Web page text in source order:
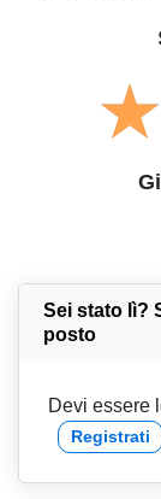
Sei stato lì?
posto
Devi essere
Registrati